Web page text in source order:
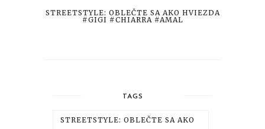
STREETSTYLE: OBLEČTE SA AKO HVIEZDA
#GIGI #CHIARRA #AMAL
TAGS
STREETSTYLE: OBLEČTE SA AKO